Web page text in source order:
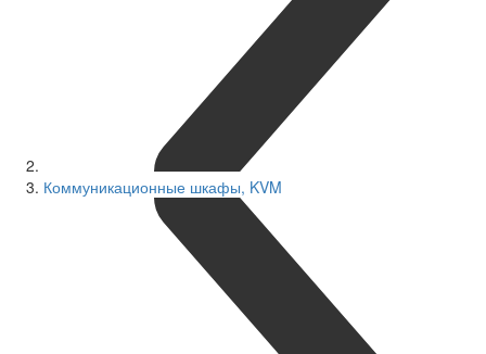
Коммуникационные шкафы, KVM